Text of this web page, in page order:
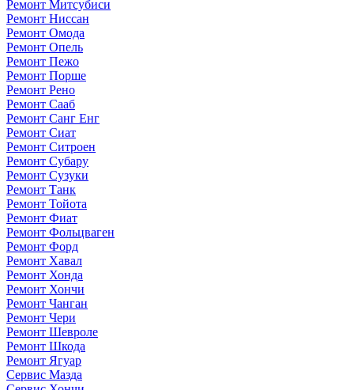
Ремонт Митсубиси
Ремонт Ниссан
Ремонт Омода
Ремонт Опель
Ремонт Пежо
Ремонт Порше
Ремонт Рено
Ремонт Сааб
Ремонт Санг Енг
Ремонт Сиат
Ремонт Ситроен
Ремонт Субару
Ремонт Сузуки
Ремонт Танк
Ремонт Тойота
Ремонт Фиат
Ремонт Фольцваген
Ремонт Форд
Ремонт Хавал
Ремонт Хонда
Ремонт Хончи
Ремонт Чанган
Ремонт Чери
Ремонт Шевроле
Ремонт Шкода
Ремонт Ягуар
Сервис Мазда